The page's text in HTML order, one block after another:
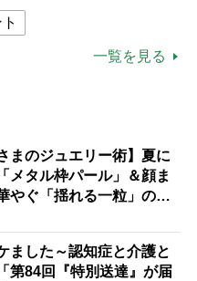
術
ビス
一覧を見る
まのジュエリー術】夏に
メタル枠パール」＆顔ま
やぐ「揺れる一粒」の使
ました～認知症と介護と
第84回『特別送達』が届